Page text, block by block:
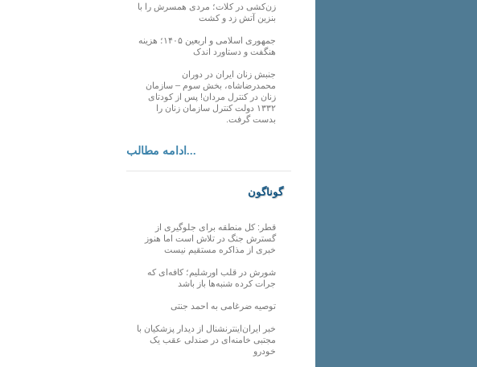
زن‌کشی در کلات؛ مردی همسرش را با
بنزین آتش زد و کشت
جمهوری اسلامی و اربعین ۱۴۰۵؛ هزینه
هنگفت و دستاورد اندک
جنبش زنان ایران در دوران
محمدرضاشاه، بخش سوم – سازمان
زنان در کنترل مردان! پس از کودتای
۱۳۳۲ دولت کنترل سازمان زنان را
بدست گرفت.
ادامه مطالب...
گوناگون
قطر: کل منطقه برای جلوگیری از
گسترش جنگ در تلاش است اما هنوز
خبری از مذاکره مستقیم نیست
شورش در قلب اورشلیم؛ کافه‌ای که
جرات کرده شنبه‌ها باز باشد
توصیه ضرغامی به احمد جنتی
خبر ایران‌اینترنشنال از دیدار پزشکیان با
مجتبی خامنه‌ای در صندلی عقب یک
خودرو